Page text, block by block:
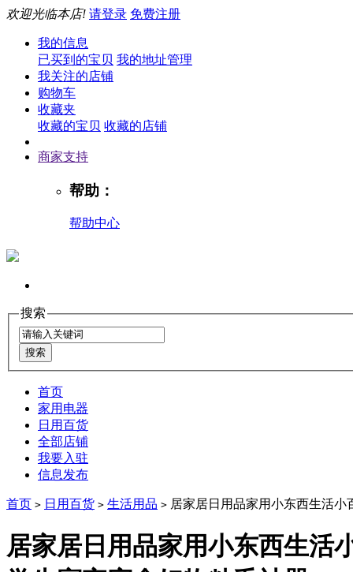
欢迎光临本店! 请登录 免费注册
我的信息
已买到的宝贝 我的地址管理
我关注的店铺
购物车
收藏夹
收藏的宝贝 收藏的店铺
商家支持
帮助：
帮助中心
搜索
首页
家用电器
日用百货
全部店铺
我要入驻
信息发布
首页 > 日用百货 > 生活用品 > 居家居日用品家用小东西生活
居家居日用品家用小东西生活